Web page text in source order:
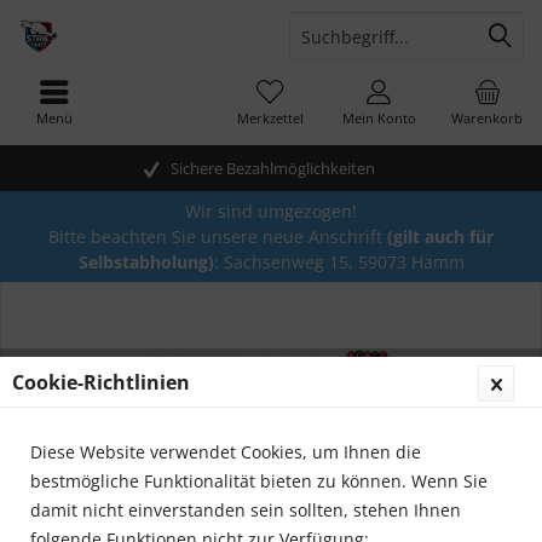
Sichere Bezahlmöglichkeiten
Warenkorb
Merkzettel Mein Konto
Menü
Wir sind umgezogen!
Bitte beachten Sie unsere neue Anschrift (gilt auch für
Selbstabholung): Sachsenweg 15, 59073 Hamm
Cookie-Richtlinien
Diese Website verwendet Cookies, um Ihnen die
bestmögliche Funktionalität bieten zu können. Wenn Sie
damit nicht einverstanden sein sollten, stehen Ihnen